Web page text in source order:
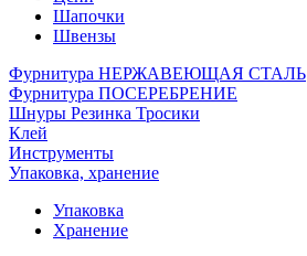
Шапочки
Швензы
Фурнитура НЕРЖАВЕЮЩАЯ СТАЛЬ
Фурнитура ПОСЕРЕБРЕНИЕ
Шнуры Резинка Тросики
Клей
Инструменты
Упаковка, хранение
Упаковка
Хранение